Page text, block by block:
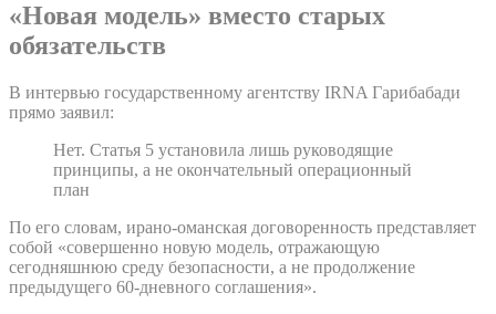
«Новая модель» вместо старых
обязательств
В интервью государственному агентству IRNA Гарибабади
прямо заявил:
Нет. Статья 5 установила лишь руководящие
принципы, а не окончательный операционный
план
По его словам, ирано-оманская договоренность представляет
собой «совершенно новую модель, отражающую
сегодняшнюю среду безопасности, а не продолжение
предыдущего 60-дневного соглашения».